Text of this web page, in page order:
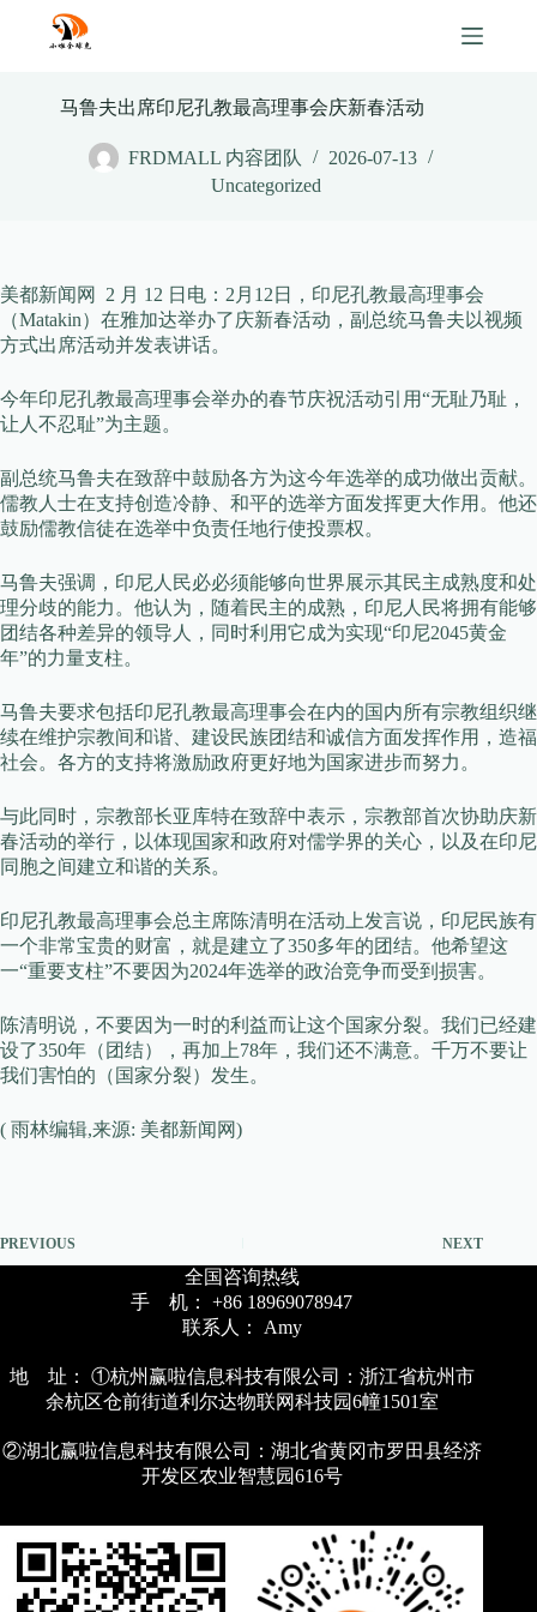
content
马鲁夫出席印尼孔教最高理事会庆新春活动
FRDMALL 内容团队
2026-07-13
Uncategorized
美都新闻网 2 月 12 日电：2月12日，印尼孔教最高理事会
（Matakin）在雅加达举办了庆新春活动，副总统马鲁夫以视频
方式出席活动并发表讲话。
今年印尼孔教最高理事会举办的春节庆祝活动引用“无耻乃耻，
让人不忍耻”为主题。
副总统马鲁夫在致辞中鼓励各方为这今年选举的成功做出贡献。
儒教人士在支持创造冷静、和平的选举方面发挥更大作用。他还
鼓励儒教信徒在选举中负责任地行使投票权。
马鲁夫强调，印尼人民必必须能够向世界展示其民主成熟度和处
理分歧的能力。他认为，随着民主的成熟，印尼人民将拥有能够
团结各种差异的领导人，同时利用它成为实现“印尼2045黄金
年”的力量支柱。
马鲁夫要求包括印尼孔教最高理事会在内的国内所有宗教组织继
续在维护宗教间和谐、建设民族团结和诚信方面发挥作用，造福
社会。各方的支持将激励政府更好地为国家进步而努力。
与此同时，宗教部长亚库特在致辞中表示，宗教部首次协助庆新
春活动的举行，以体现国家和政府对儒学界的关心，以及在印尼
同胞之间建立和谐的关系。
印尼孔教最高理事会总主席陈清明在活动上发言说，印尼民族有
一个非常宝贵的财富，就是建立了350多年的团结。他希望这
一“重要支柱”不要因为2024年选举的政治竞争而受到损害。
陈清明说，不要因为一时的利益而让这个国家分裂。我们已经建
设了350年（团结），再加上78年，我们还不满意。千万不要让
我们害怕的（国家分裂）发生。
( 雨林编辑,来源: 美都新闻网)
PREVIOUS NEXT
全国咨询热线
手 机： +86 18969078947
联系人： Amy
地 址： ①杭州赢啦信息科技有限公司：浙江省杭州市
余杭区仓前街道利尔达物联网科技园6幢1501室
②湖北赢啦信息科技有限公司：湖北省黄冈市罗田县经济
开发区农业智慧园616号